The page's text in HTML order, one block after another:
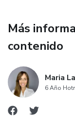
Más
contenido
Maria
6 Año